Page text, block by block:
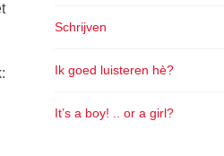
Schrijven
Ik goed luisteren hè?
It’s a boy! .. or a girl?